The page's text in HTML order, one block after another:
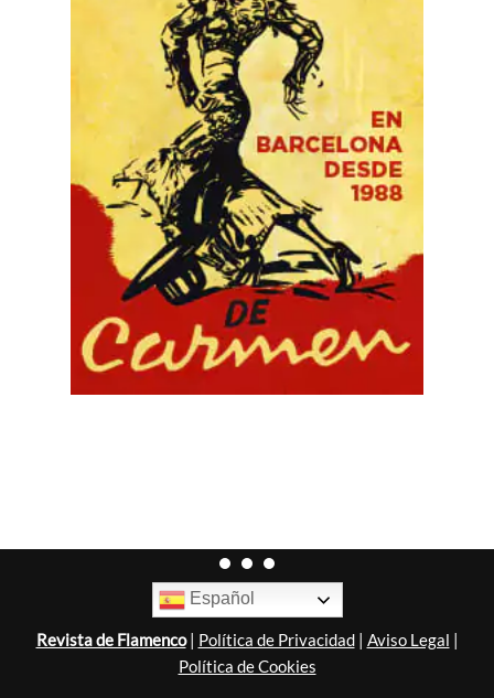
Español
Revista de Flamenco| Política de Privacidad| Aviso Legal |
Política de Cookies